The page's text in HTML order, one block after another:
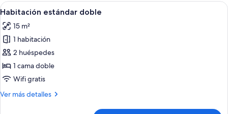
Abrir
todas
las
fotos
de
Habitación
estándar
Un dormitorio con cama, mesitas de
7
Habitación estándar doble
15 m²
1 habitación
2 huéspedes
1 cama doble
Wifi gratis
Ver más detalles
Más